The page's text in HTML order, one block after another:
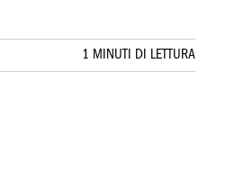
1 MINUTI DI LETTURA